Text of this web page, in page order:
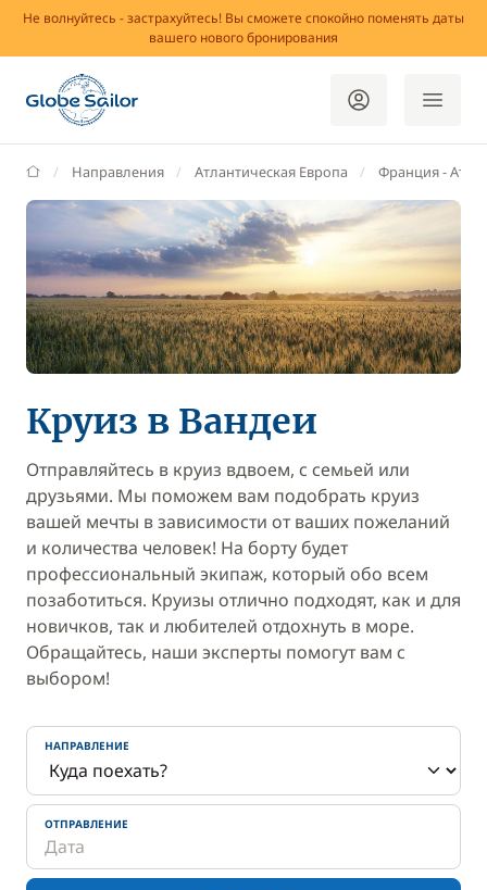
Не волнуйтесь - застрахуйтесь! Вы сможете спокойно поменять даты
вашего нового бронирования
GlobeSailor
Направления Атлантическая Европа Франция -
Круиз в Вандеи
Отправляйтесь в круиз вдвоем, с семьей или
друзьями. Мы поможем вам подобрать круиз
вашей мечты в зависимости от ваших пожеланий
и количества человек! На борту будет
профессиональный экипаж, который обо всем
позаботиться. Круизы отлично подходят, как и для
новичков, так и любителей отдохнуть в море.
Обращайтесь, наши эксперты помогут вам с
выбором!
НАПРАВЛЕНИЕ
ОТПРАВЛЕНИЕ